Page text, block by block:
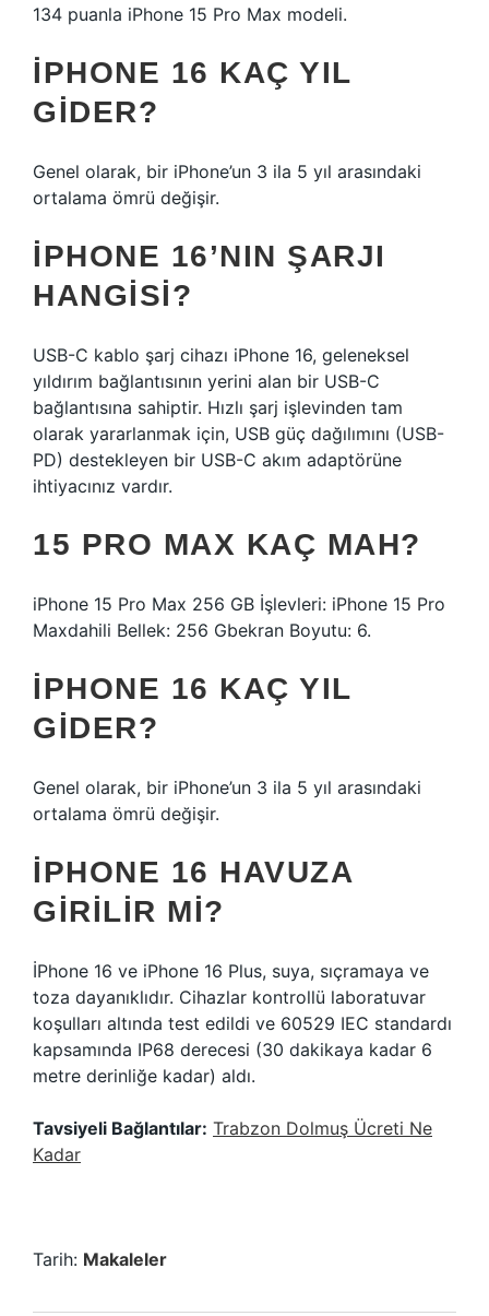
134 puanla iPhone 15 Pro Max modeli.
IPHONE 16 KAÇ YIL
GIDER?
Genel olarak, bir iPhone’un 3 ila 5 yıl arasındaki
ortalama ömrü değişir.
IPHONE 16’NIN ŞARJI
HANGISI?
USB-C kablo şarj cihazı iPhone 16, geleneksel
yıldırım bağlantısının yerini alan bir USB-C
bağlantısına sahiptir. Hızlı şarj işlevinden tam
olarak yararlanmak için, USB güç dağılımını (USB-
PD) destekleyen bir USB-C akım adaptörüne
ihtiyacınız vardır.
15 PRO MAX KAÇ MAH?
iPhone 15 Pro Max 256 GB İşlevleri: iPhone 15 Pro
Maxdahili Bellek: 256 Gbekran Boyutu: 6.
IPHONE 16 KAÇ YIL
GIDER?
Genel olarak, bir iPhone’un 3 ila 5 yıl arasındaki
ortalama ömrü değişir.
IPHONE 16 HAVUZA
GIRILIR MI?
İPhone 16 ve iPhone 16 Plus, suya, sıçramaya ve
toza dayanıklıdır. Cihazlar kontrollü laboratuvar
koşulları altında test edildi ve 60529 IEC standardı
kapsamında IP68 derecesi (30 dakikaya kadar 6
metre derinliğe kadar) aldı.
Tavsiyeli Bağlantılar: Trabzon Dolmuş Ücreti Ne
Kadar
Tarih: Makaleler